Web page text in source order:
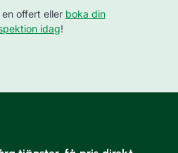
offert eller boka din
idag!